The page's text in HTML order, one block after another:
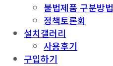
불법제품 구분방법
정책토론회
설치갤러리
사용후기
구입하기